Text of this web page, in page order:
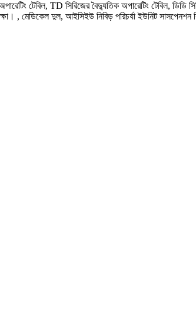
টেবিল, TD সিরিজের বৈদ্যুতিক অপারেটিং টেবিল,
, মেডিকেল দুল, আইসিইউ নিবিড় পরিচর্যা ইউনিট সাসপেনশন